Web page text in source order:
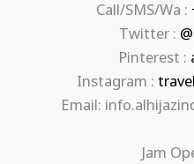
Call/SMS/Wa :
Twitter :
Pinterest :
Instagram :
Email:
Jam